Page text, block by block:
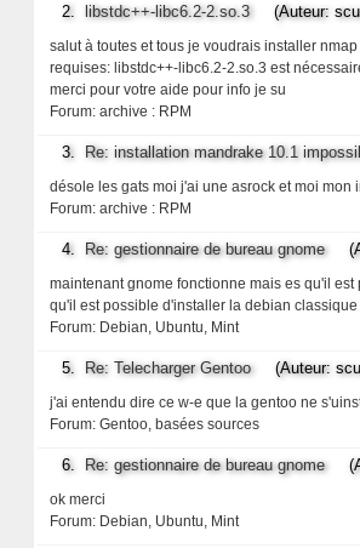
2. libstdc++-libc6.2-2.so.3(Auteur:
salut à toutes et tous je voudrais installer
requises: libstdc++-libc6.2-2.so.3 est
merci pour votre aide pour info je su
Forum: archive : RPM
3. Re: installation mandrake 10.1
désole les gats moi j'ai une asrock et moi
Forum: archive : RPM
4. Re: gestionnaire de bureau gnome
maintenant gnome fonctionne mais es qu'il
qu'il est possible d'installer la debian
Forum: Debian, Ubuntu, Mint
5. Re: Telecharger Gentoo(Auteur:
j'ai entendu dire ce w-e que la gentoo ne
Forum: Gentoo, basées sources
6. Re: gestionnaire de bureau gnome
ok merci
Forum: Debian, Ubuntu, Mint